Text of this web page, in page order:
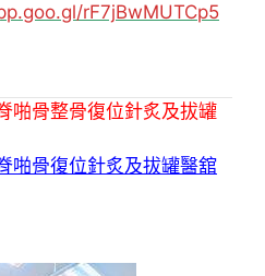
rF7jBwMUTCp5
啪骨整骨復位針炙及拔罐
啪骨復位針炙及拔罐醫舘